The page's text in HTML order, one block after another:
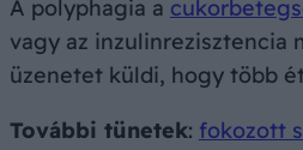
A polyphagia a
vagy az inzulinrezisztencia
üzenetet küldi, hogy több
További tünetek: fokozott